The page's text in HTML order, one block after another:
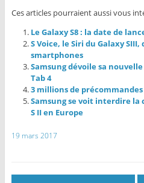
Ces articles pourraient aussi vous
Le Galaxy S8 : la date de
S Voice, le Siri du Galaxy
smartphones
Samsung dévoile sa
Tab 4
3 millions de précommandes
Samsung se voit interdire
S II en Europe
19 mars 2017